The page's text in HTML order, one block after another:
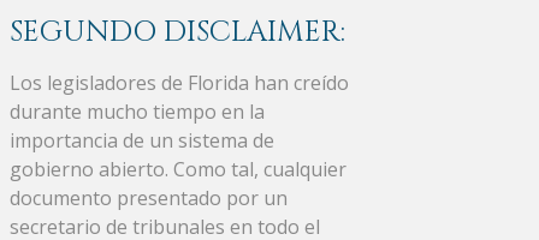
SEGUNDO DISCLAIMER:
Los legisladores de Florida han creído
durante mucho tiempo en la
importancia de un sistema de
gobierno abierto. Como tal, cualquier
documento presentado por un
secretario de tribunales en todo el